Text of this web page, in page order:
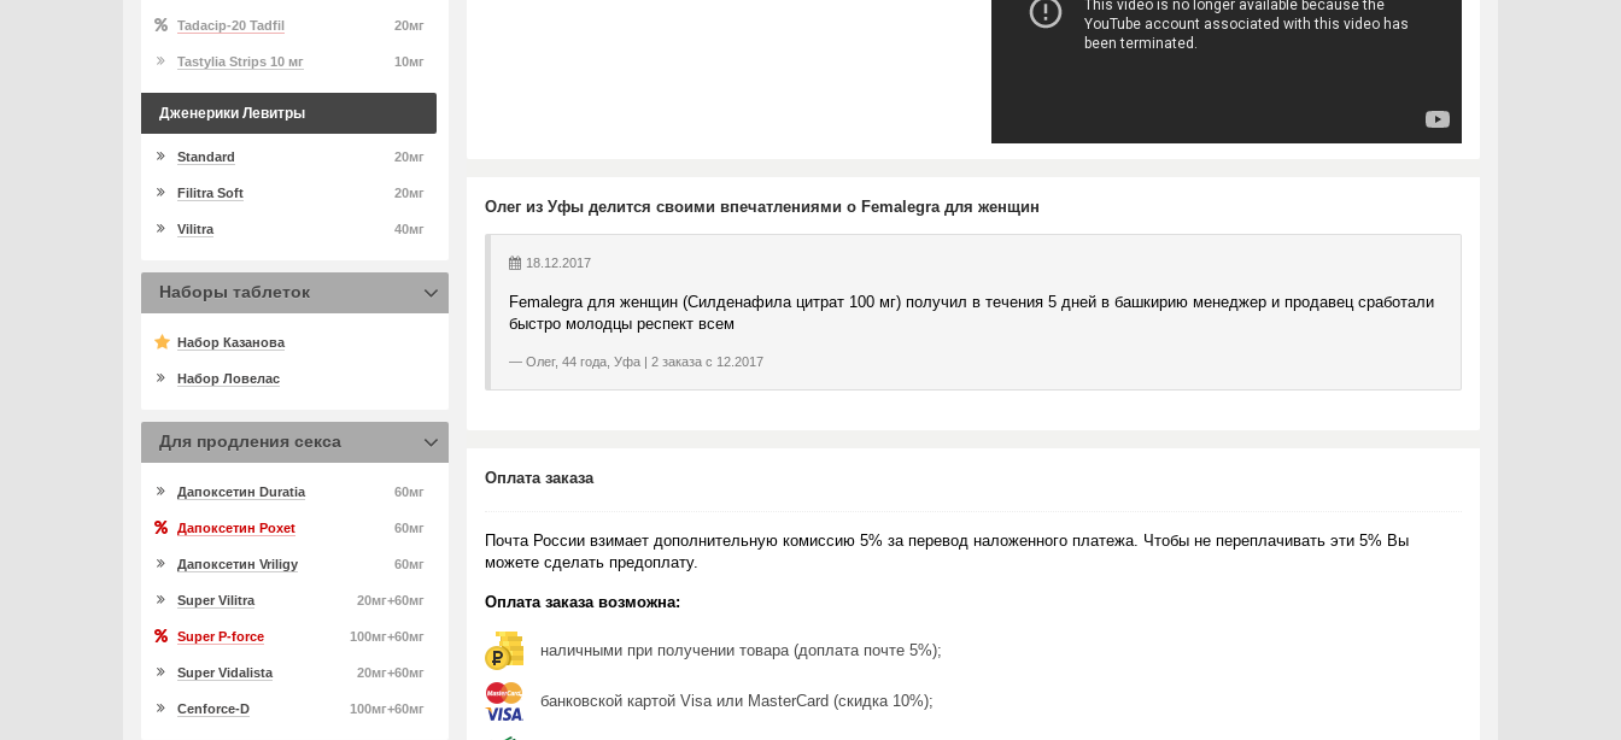
Олег из Уфы делится своими впечатлениями о Femalegra для женщин
18.12.2017
Femalegra для женщин (Силденафила цитрат 100 мг) получил в течения 5 дней в башкирию менеджер и продавец сработали
быстро молодцы респект всем
Олег, 44 года, Уфа | 2 заказа с 12.2017
Оплата заказа
Почта России взимает дополнительную комиссию 5% за перевод наложенного платежа. Чтобы не переплачивать эти 5% Вы
можете сделать предоплату.
Оплата заказа возможна:
наличными при получении товара (доплата почте 5%);
банковской картой Visa или MasterCard (скидка 10%);
20мг
Tadacip-20 Tadfil
10мг
Tastylia Strips 10 мг
Дженерики Левитры
20мг
Standard
20мг
Filitra Soft
40мг
Vilitra
Наборы таблеток
Набор Казанова
Набор Ловелас
Для продления секса
60мг
Дапоксетин Duratia
60мг
Дапоксетин Poxet
60мг
Дапоксетин Vriligy
20мг+60мг
Super Vilitra
100мг+60мг
Super P-force
20мг+60мг
Super Vidalista
100мг+60мг
Cenforce-D